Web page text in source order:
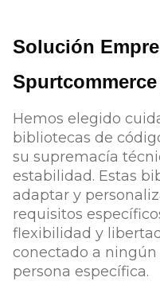
Solución
Hemos elegido
bibliotecas de
su supremacía
estabilidad. Estas
adaptar y
requisitos
flexibilidad y
conectado a
persona específica.